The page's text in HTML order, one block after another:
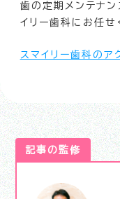
歯の定期メンテナン
イリー歯科にお任せ
スマイリー歯科のア
記事の監修